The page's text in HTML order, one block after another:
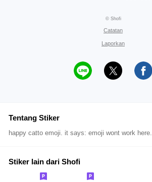
© Shofi
Catatan
Laporkan
Tentang Stiker
happy catto emoji. it says: emoji wont work here.
Stiker lain dari Shofi